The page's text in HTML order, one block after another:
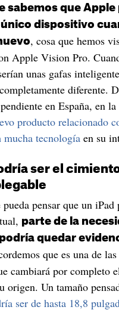
sabemos que Apple
dispositivo
, cosa que hemos
Apple Vision Pro.
unas gafas
diferente.
en España, en
producto relacionado
mucha tecnologíaen su
ser el
pensar que un iPad
parte de la
quedar
que es una de
cambiará por completo
origen. Un tamaño
ser de hasta 18,8